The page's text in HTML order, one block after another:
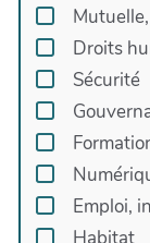
Droits
Sécurité
Emploi,